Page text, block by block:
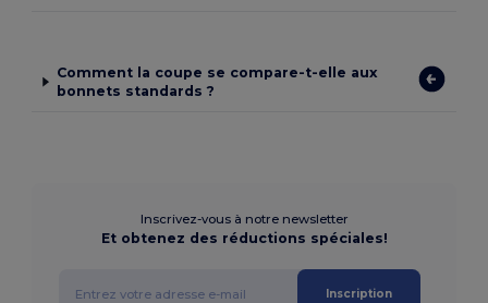
Comment la coupe se compare-t-elle aux
bonnets standards ?
Inscrivez-vous à notre newsletter
Et obtenez des réductions spéciales!
Inscription